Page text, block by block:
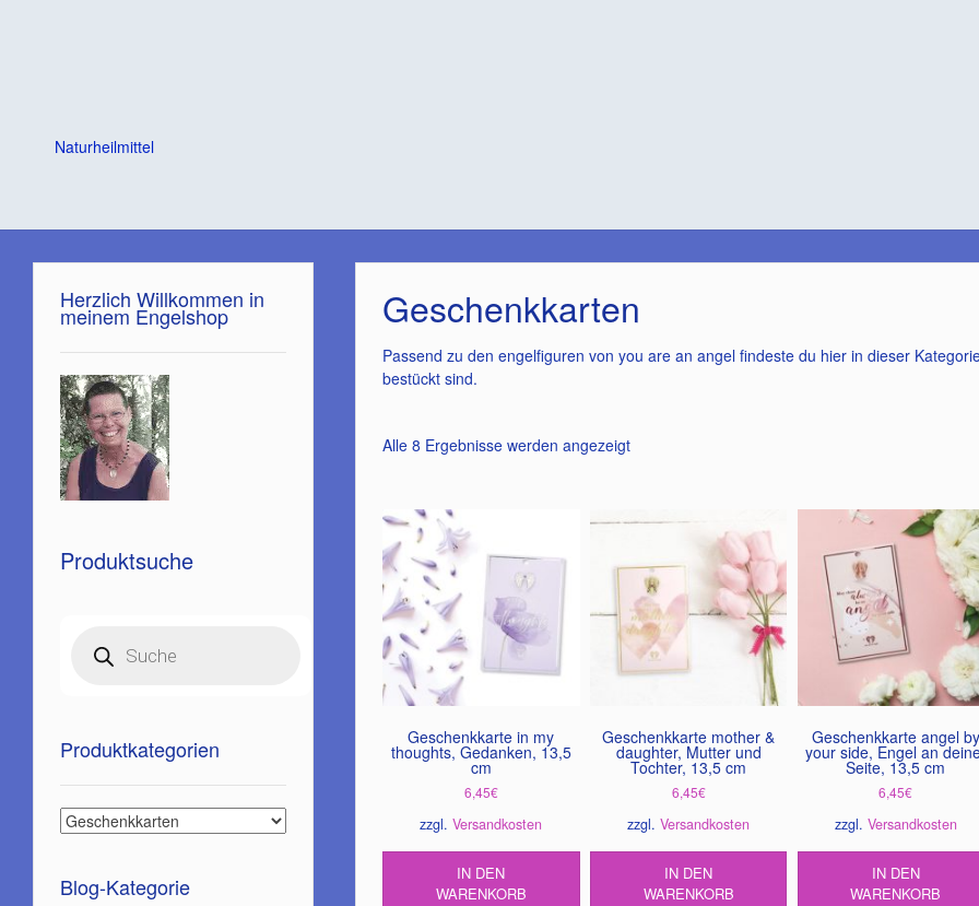
Naturheilmittel
Geschenkkarten
Passend zu den engelfiguren von you are an angel findeste du hier in dieser
bestückt sind.
Alle 8 Ergebnisse werden angezeigtNach
Geschenkkarte in my
thoughts, Gedanken, 13,5
cm
6,45€
zzgl.Versandkosten
IN DEN
WARENKORB
Geschenkkarte mother &
daughter, Mutter und
Tochter, 13,5 cm
6,45€
zzgl.Versandkosten
IN DEN
WARENKORB
Geschenkkarte angel by
your side, Engel an
Seite, 13,5 cm
6,45€
zzgl. Versandkosten
IN DEN
WARENKORB
Herzlich Willkommen in
meinem Engelshop
Produktsuche
search
Produktkategorien
Blog-Kategorie